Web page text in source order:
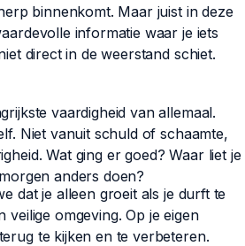
binnenkomt. Maar juist in deze
informatie waar je iets
direct in de weerstand schiet.
vaardigheid van allemaal.
Niet vanuit schuld of schaamte,
Wat ging er goed? Waar liet je
anders doen?
dat je alleen groeit als je durft te
veilige omgeving. Op je eigen
te kijken en te verbeteren.